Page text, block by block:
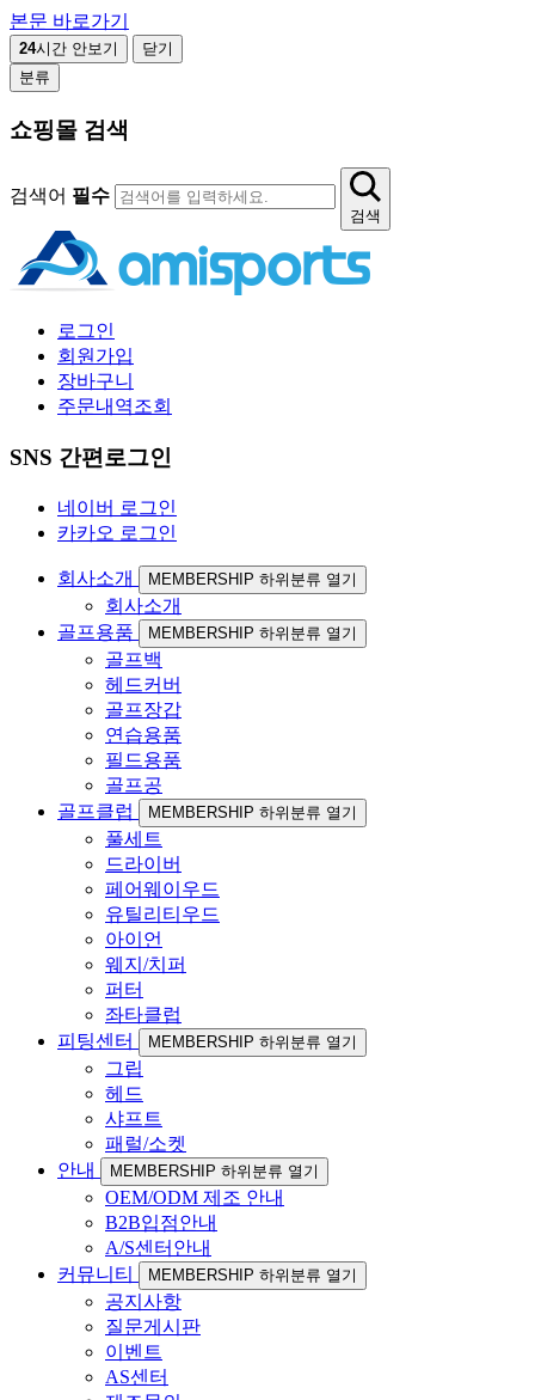
본문 바로가기
24시간 안보기
닫기
분류
쇼핑몰 검색
검색어 필수
검색
로그인
회원가입
장바구니
주문내역조회
SNS 간편로그인
네이버 로그인
카카오 로그인
회사소개 MEMBERSHIP 하위분류 열기
회사소개
골프용품
MEMBERSHIP 하위분류 열기
골프백
헤드커버
골프장갑
연습용품
필드용품
골프공
골프클럽
MEMBERSHIP 하위분류 열기
풀세트
드라이버
페어웨이우드
유틸리티우드
아이언
웨지/치퍼
퍼터
좌타클럽
피팅센터
MEMBERSHIP 하위분류 열기
그립
헤드
샤프트
패럴/소켓
안내
MEMBERSHIP 하위분류 열기
OEM/ODM 제조 안내
B2B입점안내
A/S센터안내
커뮤니티
MEMBERSHIP 하위분류 열기
공지사항
질문게시판
이벤트
AS센터